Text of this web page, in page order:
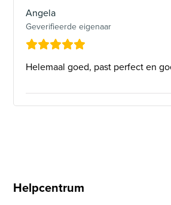
Angela
Geverifieerde eigenaar
Helemaal goed, past perfect en
Helpcentrum